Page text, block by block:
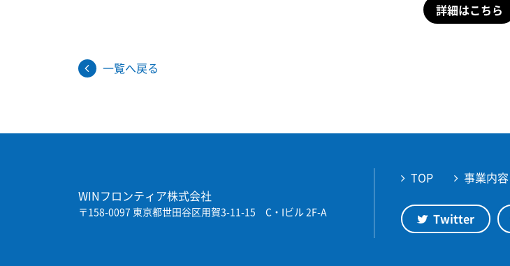
詳細はこちら
一覧へ戻る
WINフロンティア株式会社
〒158-0097 東京都世田谷区用賀3-11-15 C・Iビル 2F-A
TOP 事業内容
Twitter